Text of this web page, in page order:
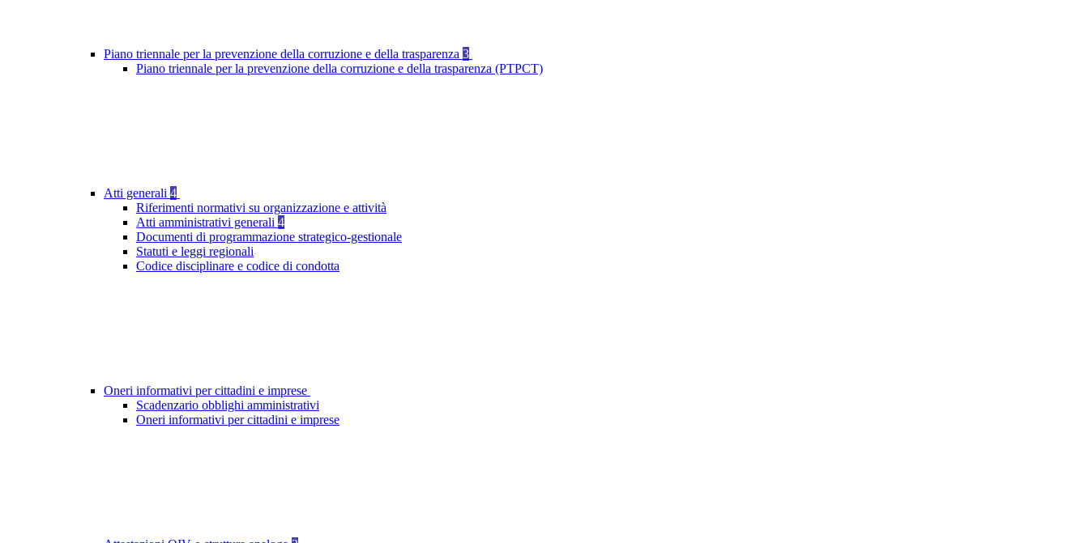
Piano triennale per la prevenzione della corruzione e della trasparenza 3
Piano triennale per la prevenzione della corruzione e della trasparenza (PTPCT)
Atti generali 4
Riferimenti normativi su organizzazione e attività
Atti amministrativi generali 4
Documenti di programmazione strategico-gestionale
Statuti e leggi regionali
Codice disciplinare e codice di condotta
Oneri informativi per cittadini e imprese
Scadenzario obblighi amministrativi
Oneri informativi per cittadini e imprese